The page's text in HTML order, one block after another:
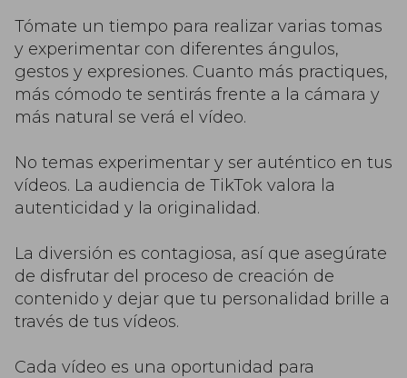
Tómate un tiempo para realizar varias tomas
y experimentar con diferentes ángulos,
gestos y expresiones. Cuanto más practiques,
más cómodo te sentirás frente a la cámara y
más natural se verá el vídeo.
No temas experimentar y ser auténtico en tus
vídeos. La audiencia de TikTok valora la
autenticidad y la originalidad.
La diversión es contagiosa, así que asegúrate
de disfrutar del proceso de creación de
contenido y dejar que tu personalidad brille a
través de tus vídeos.
Cada vídeo es una oportunidad para